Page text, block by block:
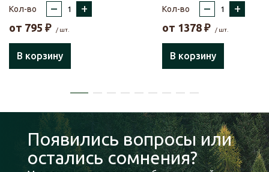
Кол-во – +
от 795 ₽ / шт.
В корзину
Кол-во – +
от 1378 ₽ / шт.
В корзину
Появились вопросы или
остались сомнения?